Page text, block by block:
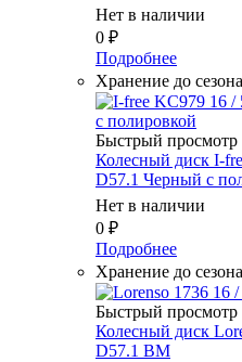
Нет в наличии
0 ₽
Подробнее
Хранение до
Быстрый просмотр
Колесный диск I-
D57.1 Черный с
Нет в наличии
0 ₽
Подробнее
Хранение до
Быстрый просмотр
Колесный диск
D57.1 BM